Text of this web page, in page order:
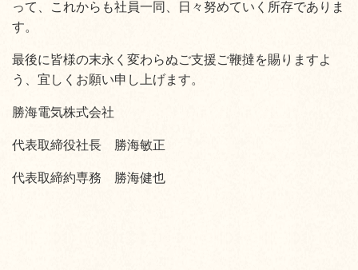
って、これからも社員一同、日々努めていく所存でありま
す。
最後に皆様の末永く変わらぬご支援ご鞭撻を賜りますよ
う、宜しくお願い申し上げます。
勝海電気株式会社
代表取締役社長 勝海敏正
代表取締約専務 勝海健也